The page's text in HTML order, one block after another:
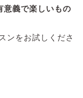
意義で楽しいもの
ンをお試しくださ